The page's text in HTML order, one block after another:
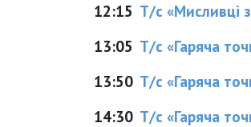
12:15 Т/с «Мисливці
13:05 Т/с «Гаряча
13:50 Т/с «Гаряча
14:30 Т/с «Гаряча